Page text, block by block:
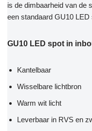
is de dimbaarheid van de
een standaard GU10 LED
GU10 LED spot in
Kantelbaar
Wisselbare lichtbron
Warm wit licht
Leverbaar in RVS en